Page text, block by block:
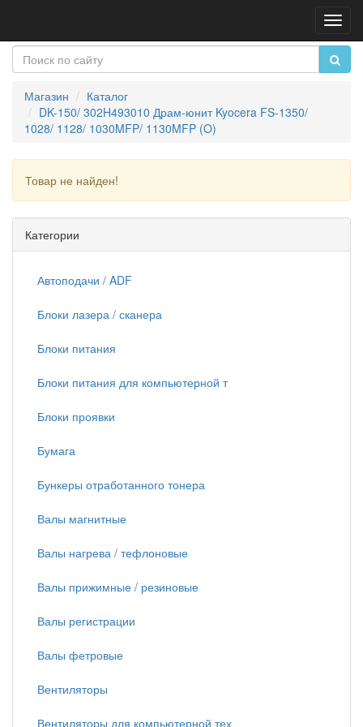
Магазин
Каталог
DK-150/ 302H493010 Драм-юнит Kyocera FS-1350/
1028/ 1128/ 1030MFP/ 1130MFP (O)
Товар не найден!
Категории
Автоподачи / ADF
Блоки лазера / сканера
Блоки питания
Блоки питания для компьютерной т
Блоки проявки
Бумага
Бункеры отработанного тонера
Валы магнитные
Валы нагрева / тефлоновые
Валы прижимные / резиновые
Валы регистрации
Валы фетровые
Вентиляторы
Вентиляторы для компьютерной тех